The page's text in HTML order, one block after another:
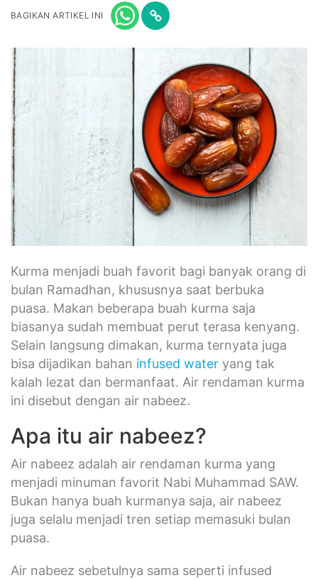
BAGIKAN ARTIKEL INI
Kurma menjadi buah favorit bagi banyak orang di
bulan Ramadhan, khususnya saat berbuka
puasa. Makan beberapa buah kurma saja
biasanya sudah membuat perut terasa kenyang.
Selain langsung dimakan, kurma ternyata juga
bisa dijadikan bahan infused water yang tak
kalah lezat dan bermanfaat. Air rendaman kurma
ini disebut dengan air nabeez.
Apa itu air nabeez?
Air nabeez adalah air rendaman kurma yang
menjadi minuman favorit Nabi Muhammad SAW.
Bukan hanya buah kurmanya saja, air nabeez
juga selalu menjadi tren setiap memasuki bulan
puasa.
Air nabeez sebetulnya sama seperti infused